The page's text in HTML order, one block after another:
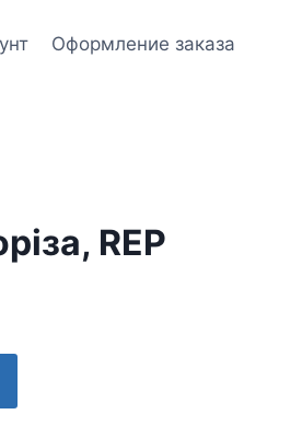
Оформление заказа
REP